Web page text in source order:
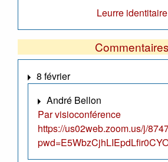
Leurre identitaire
Commentaires
8 février
André Bellon
Par visioconférence
https://us02web.zoom.us/j/